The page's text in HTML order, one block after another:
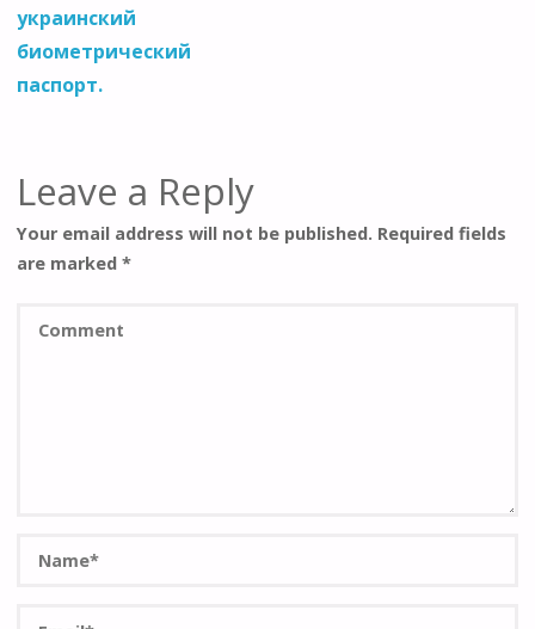
украинский
биометрический
паспорт.
Leave a Reply
Your email address will not be published. Required fields
are marked*